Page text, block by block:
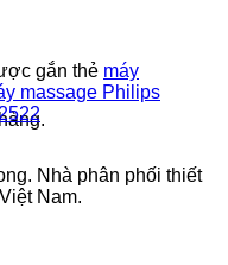
gắn thẻ máy
massage Philips
Nhà phân phối thiết
Nam.